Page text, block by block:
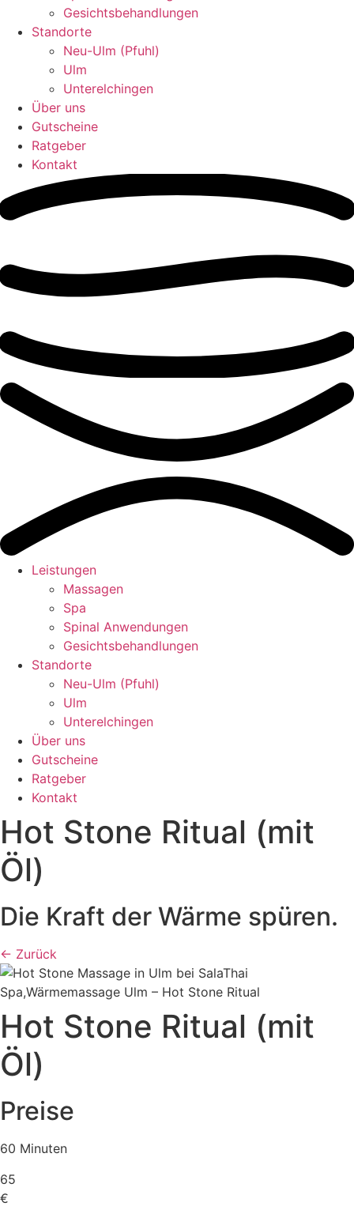
Gesichtsbehandlungen
Standorte
Neu-Ulm (Pfuhl)
Ulm
Unterelchingen
Über uns
Gutscheine
Ratgeber
Kontakt
Leistungen
Massagen
Spa
Spinal Anwendungen
Gesichtsbehandlungen
Standorte
Neu-Ulm (Pfuhl)
Ulm
Unterelchingen
Über uns
Gutscheine
Ratgeber
Kontakt
Hot Stone Ritual (mit
Öl)
Die Kraft der Wärme spüren.
← Zurück
Hot Stone Ritual (mit
Öl)
Preise
60 Minuten
65
€